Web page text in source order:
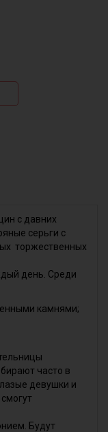
с давних
серьги с
торжественных
день. Среди
камнями;
часто в
девушки и
Будут